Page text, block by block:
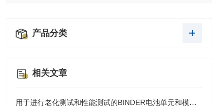
产品分类
相关文章
用于进行老化测试和性能测试的BINDER电池单元和模块检测箱